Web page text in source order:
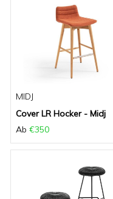
MIDJ
Cover LR Hocker - Midj
Ab €350